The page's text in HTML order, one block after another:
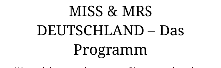
MISS & MRS
DEUTSCHLAND – Das
Programm